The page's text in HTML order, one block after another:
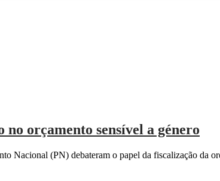
orçamento sensível a género
(PN) debateram o papel da fiscalização da